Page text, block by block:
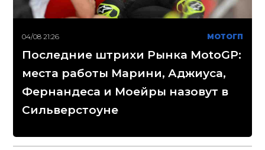
04/08 21:26 МОТОГП
Последние штрихи Рынка MotoGP:
места работы Марини, Аджиуса,
Фернандеса и Моейры назовут в
Сильверстоуне